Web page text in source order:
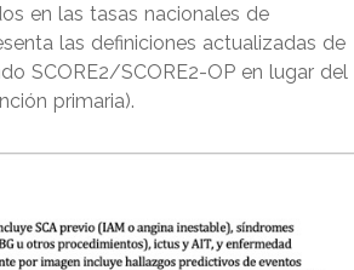
en las tasas nacionales de
las definiciones actualizadas de
SCORE2/SCORE2-OP en lugar del
primaria).